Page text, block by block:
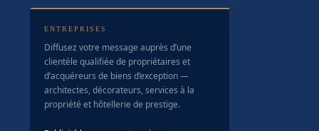
ENTREPRISES
Diffusez votre message auprès d’une
clientèle qualifiée de propriétaires et
d’acquéreurs de biens d’exception —
architectes, décorateurs, services à la
propriété et hôtellerie de prestige.